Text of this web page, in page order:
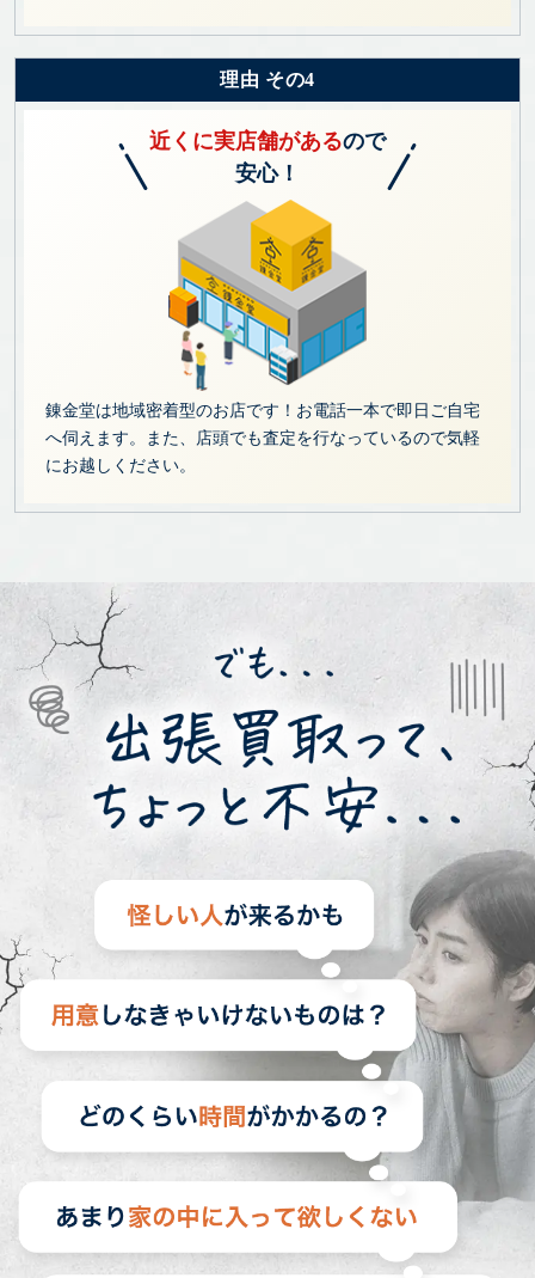
理由 その4
近くに実店舗があるので
安心！
錬金堂は地域密着型のお店です！お電話一本で即日ご自宅
へ伺えます。また、店頭でも査定を行なっているので気軽
にお越しください。